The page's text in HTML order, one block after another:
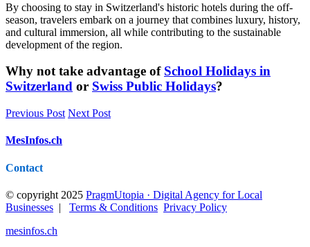
By choosing to stay in Switzerland's historic hotels during the off-
season, travelers embark on a journey that combines luxury, history,
and cultural immersion, all while contributing to the sustainable
development of the region.
Why not take advantage of School Holidays in
Switzerland or Swiss Public Holidays?
Previous Post Next Post
MesInfos.ch
Contact
© copyright 2025 PragmUtopia · Digital Agency for Local
Businesses | Terms & Conditions Privacy Policy
mesinfos.ch